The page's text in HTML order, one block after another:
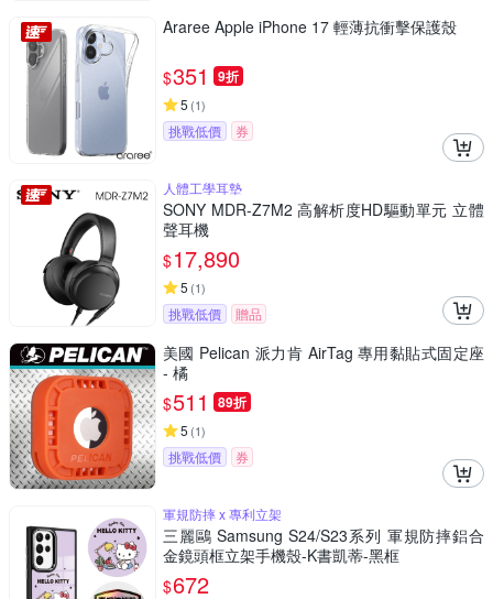
Araree Apple iPhone 17 輕薄抗衝擊保護殼
$351 9折
5 (1)
挑戰低價 券
人體工學耳墊
SONY MDR-Z7M2 高解析度HD驅動單元 立體
聲耳機
$17,890
5 (1)
挑戰低價 贈品
美國 Pelican 派力肯 AirTag 專用黏貼式固定座
- 橘
$511 89折
5 (1)
挑戰低價 券
軍規防摔 x 專利立架
三麗鷗 Samsung S24/S23系列 軍規防摔鋁合
金鏡頭框立架手機殼-K書凱蒂-黑框
$672